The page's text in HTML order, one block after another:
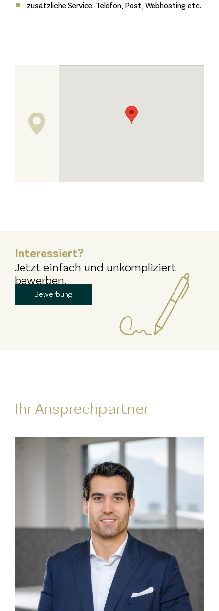
zusätzliche Service: Telefon, Post, Webhosting etc.
Interessiert?
Jetzt einfach und unkompliziert
bewerben.
Bewerbung
Ihr Ansprechpartner